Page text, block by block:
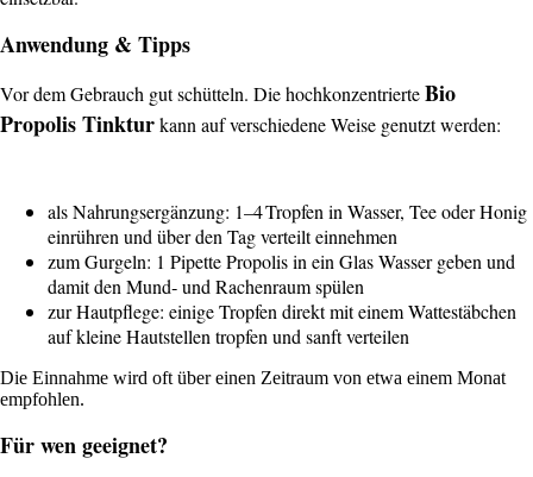
Anwendung & Tipps
Vor dem Gebrauch gut schütteln. Die hochkonzentrierteBio
Propolis Tinkturkann auf verschiedene Weise genutzt werden:
als Nahrungsergänzung: 1–4 Tropfen in Wasser, Tee oder Honig
einrühren und über den Tag verteilt einnehmen
zum Gurgeln: 1 Pipette Propolis in ein Glas Wasser geben und
damit den Mund‑ und Rachenraum spülen
zur Hautpflege: einige Tropfen direkt mit einem Wattestäbchen
auf kleine Hautstellen tropfen und sanft verteilen
Die Einnahme wird oft über einen Zeitraum von etwa einem Monat
empfohlen.
Für wen geeignet?